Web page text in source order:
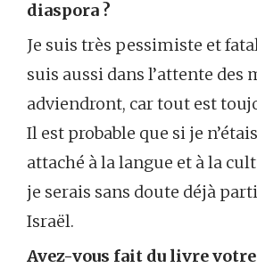
diaspora ?
Je suis très pessimiste et
suis aussi dans l’attente des
adviendront, car tout est
Il est probable que si je
attaché à la langue et à la
je serais sans doute déjà
Israël.
Avez-vous fait du livre